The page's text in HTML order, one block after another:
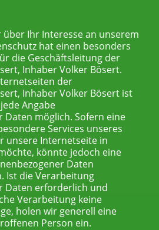
Ihr Interesse an unserem
hat einen besonders
die Geschäftsleitung der
Inhaber Volker Bösert.
der
Inhaber Volker Bösert ist
Angabe
Daten möglich. Sofern eine
Services unseres
unsere Internetseite in
könnte jedoch eine
Daten
Ist die Verarbeitung
Daten erforderlich und
Verarbeitung keine
holen wir generell eine
Person ein.